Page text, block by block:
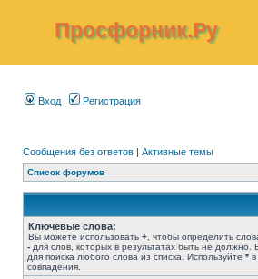
Просфорник.Ру
Вход Регистрация
Сообщения без ответов | Активные темы
Список форумов
Ключевые слова:
Вы можете использовать + , чтобы определить
- для слов, которых в результатах быть не
для поиска любого слова из списка. Используйте * в
совпадения.